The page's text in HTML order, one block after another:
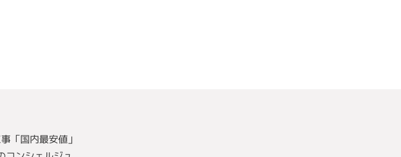
「国内最安値」